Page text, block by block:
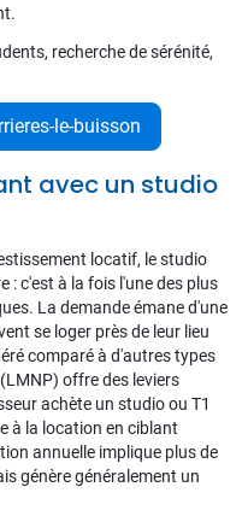
recherche de sérénité,
le-buisson
avec un studio
locatif, le studio
: c'est à la fois l'une des plus
La demande émane d'une
se loger près de leur lieu
comparé à d'autres types
offre des leviers
achète un studio ou T1
à la location en ciblant
annuelle implique plus de
génère généralement un